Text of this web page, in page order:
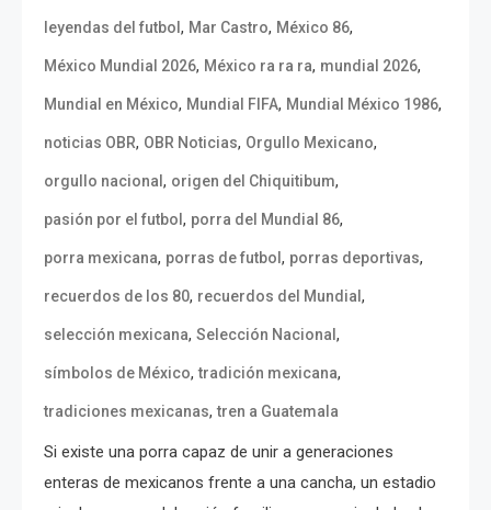
leyendas del futbol , Mar Castro, México 86,
México Mundial 2026, México ra ra ra, mundial 2026,
Mundial en México, Mundial FIFA, Mundial México 1986,
noticias OBR, OBR Noticias, Orgullo Mexicano,
orgullo nacional , origen del Chiquitibum,
pasión por el futbol , porra del Mundial 86,
porra mexicana, porras de futbol , porras deportivas,
recuerdos de los 80, recuerdos del Mundial ,
selección mexicana, Selección Nacional ,
símbolos de México,tradición mexicana,
tradiciones mexicanas,tren a Guatemala
Si existe una porra capaz de unir a generaciones
enteras de mexicanos frente a una cancha, un estadio